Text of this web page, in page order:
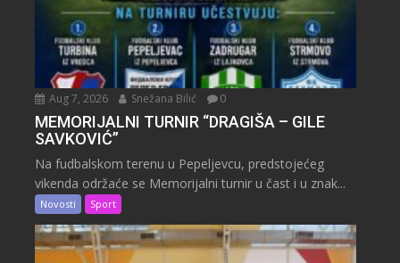
Aug 7, 2026 Snežana Bilić 0
MEMORIJALNI TURNIR “DRAGIŠA – GILE
SAVKOVIĆ”
Na fudbalskom terenu u Pepeljevcu, predstojećeg
vikenda održaće se Memorijalni turnir u čast i u znak...
Novosti Sport